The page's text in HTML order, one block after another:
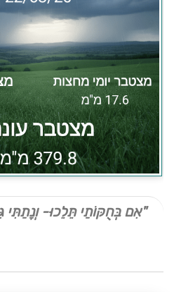
"אִם בְּחֻקּוֹתַי תֵּלֵכוּ-